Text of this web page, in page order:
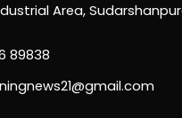
Area,
89838